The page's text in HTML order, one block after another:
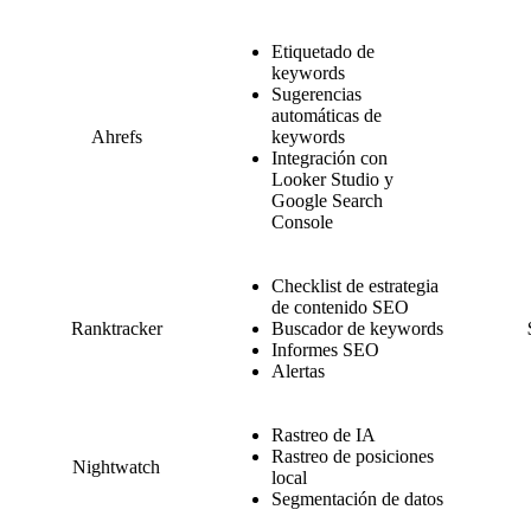
Ahrefs
Etiquetado de
keywords
Sugerencias
automáticas de
keywords
Integración con
Looker Studio y
Google Search
Console
Ranktracker
Checklist de estrategia
de contenido SEO
Buscador de keywords
Informes SEO
Alertas
Nightwatch
Rastreo de IA
Rastreo de posiciones
local
Segmentación de datos